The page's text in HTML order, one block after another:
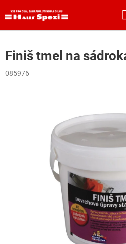
na
Finiš tmel na
085976